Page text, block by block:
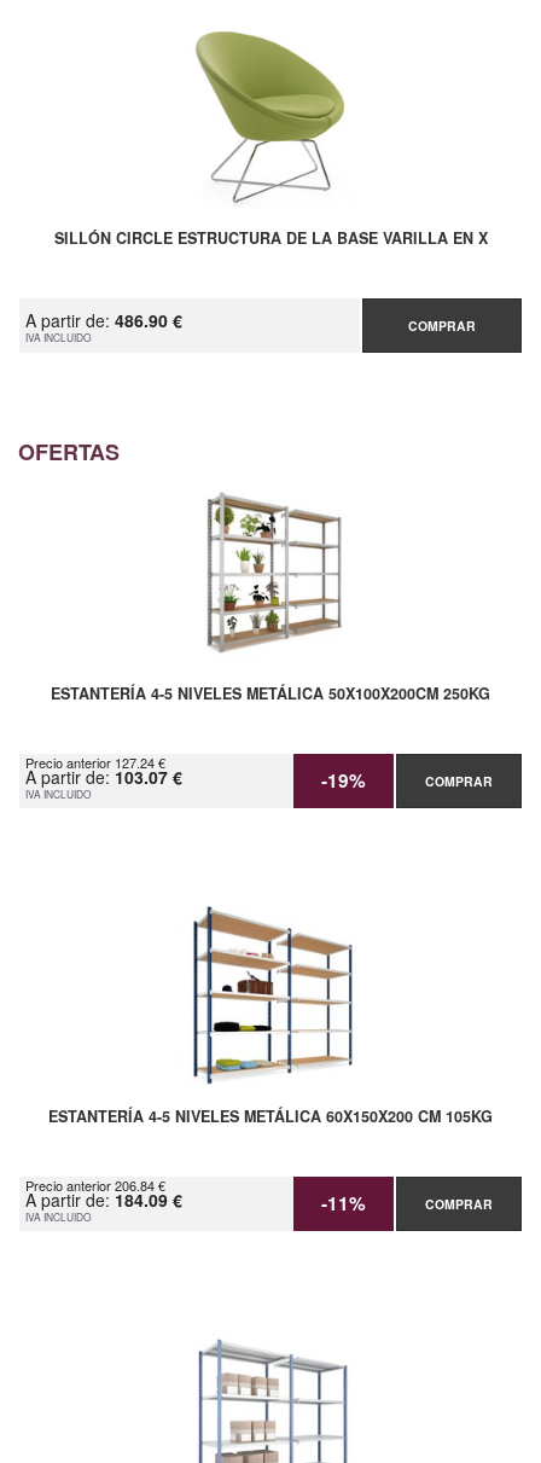
SILLÓN CIRCLE ESTRUCTURA DE LA BASE VARILLA EN X
A partir de: 486.90 €
IVA INCLUIDO
COMPRAR
OFERTAS
ESTANTERÍA 4-5 NIVELES METÁLICA 50X100X200CM 250KG
Precio anterior 127.24 €
A partir de: 103.07 €
IVA INCLUIDO -19% COMPRAR
ESTANTERÍA 4-5 NIVELES METÁLICA 60X150X200 CM 105KG
Precio anterior 206.84 €
A partir de: 184.09 €
IVA INCLUIDO -11% COMPRAR